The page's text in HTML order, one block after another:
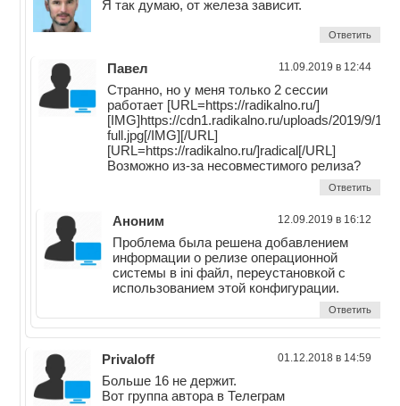
Я так думаю, от железа зависит.
Ответить
Павел 11.09.2019 в 12:44
Странно, но у меня только 2 сессии
работает [URL=https://radikalno.ru/]
[IMG]https://cdn1.radikalno.ru/uploads/2019/9/11/
full.jpg[/IMG][/URL]
[URL=https://radikalno.ru/]radical[/URL]
Возможно из-за несовместимого релиза?
Ответить
Аноним 12.09.2019 в 16:12
Проблема была решена добавлением
информации о релизе операционной
системы в ini файл, переустановкой с
использованием этой конфигурации.
Ответить
Privaloff 01.12.2018 в 14:59
Больше 16 не держит.
Вот группа автора в Телеграм